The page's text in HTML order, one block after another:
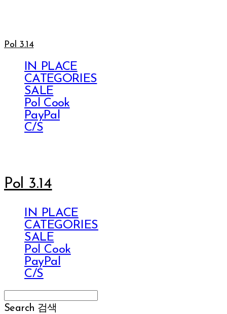
Pol 3.14
IN PLACE
CATEGORIES
SALE
Pol Cook
PayPal
C/S
Pol 3.14
IN PLACE
CATEGORIES
SALE
Pol Cook
PayPal
C/S
Search 검색